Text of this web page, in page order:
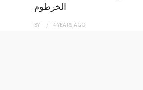
الخرطوم
BY 4 YEARS AGO